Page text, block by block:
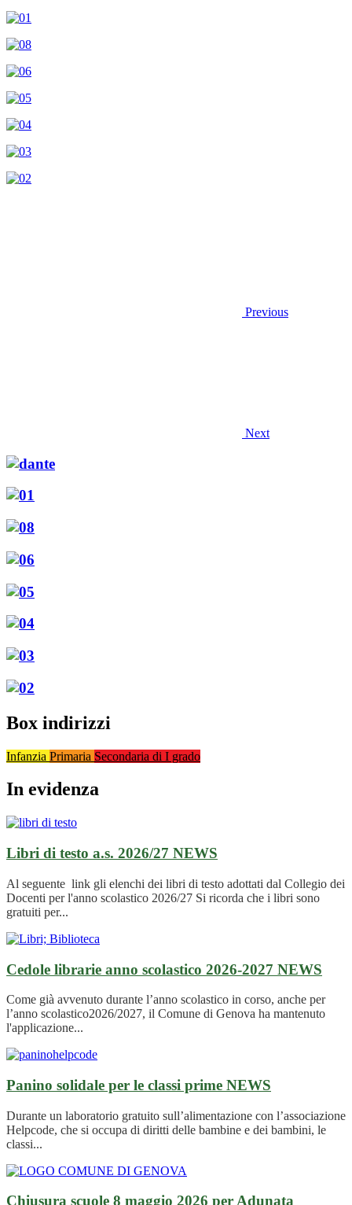
Previous
Next
Box indirizzi
Infanzia Primaria Secondaria di I grado
In evidenza
Libri di testo a.s. 2026/27 NEWS
Al seguente link gli elenchi dei libri di testo adottati dal Collegio dei
Docenti per l'anno scolastico 2026/27 Si ricorda che i libri sono
gratuiti per...
Cedole librarie anno scolastico 2026-2027 NEWS
Come già avvenuto durante l’anno scolastico in corso, anche per
l’anno scolastico2026/2027, il Comune di Genova ha mantenuto
l'applicazione...
Panino solidale per le classi prime NEWS
Durante un laboratorio gratuito sull’alimentazione con l’associazione
Helpcode, che si occupa di diritti delle bambine e dei bambini, le
classi...
Chiusura scuole 8 maggio 2026 per Adunata